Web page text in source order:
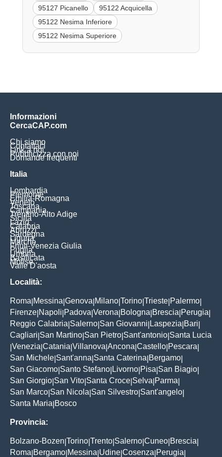
95127 Picanello
95122 Acquicella
95122 Nesima Inferiore
95122 Nesima Superiore
Informazioni
CercaCAP.com
Chi siamo
Contattaci
Link a noi
Pubblicizza con noi
Domande frequenti
Italia
Lombardia
Piemonte
Emilia-Romagna
Veneto
Toscana
Campania
Trentino-Alto Adige
Sicilia
Lazio
Calabria
Abruzzi
Sardegna
Liguria
Marche
Friuli-Venezia Giulia
Puglia
Umbria
Basilicata
Molise
Valle D'aosta
Località:
Roma Messina Genova Milano Torino Trieste Palermo
Firenze Napoli Padova Verona Bologna Brescia Perugia
Reggio Calabria Salerno San Giovanni Laspezia Bari
Cagliari San Martino San Pietro Sant'antonio Santa Lucia
Venezia Catania Villanova Ancona Castello Pescara
San Michele Sant'anna Santa Caterina Bergamo
San Giacomo Santo Stefano Livorno Pisa San Biagio
San Giorgio San Vito Santa Croce Selva Parma
San Marco San Nicola San Silvestro Sant'angelo
Santa Maria Bosco
Provincia:
Bolzano-Bozen Torino Trento Salerno Cuneo Brescia
Roma Bergamo Messina Udine Cosenza Perugia